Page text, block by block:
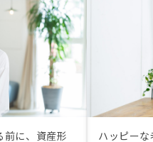
前に、資産形
ハッピー